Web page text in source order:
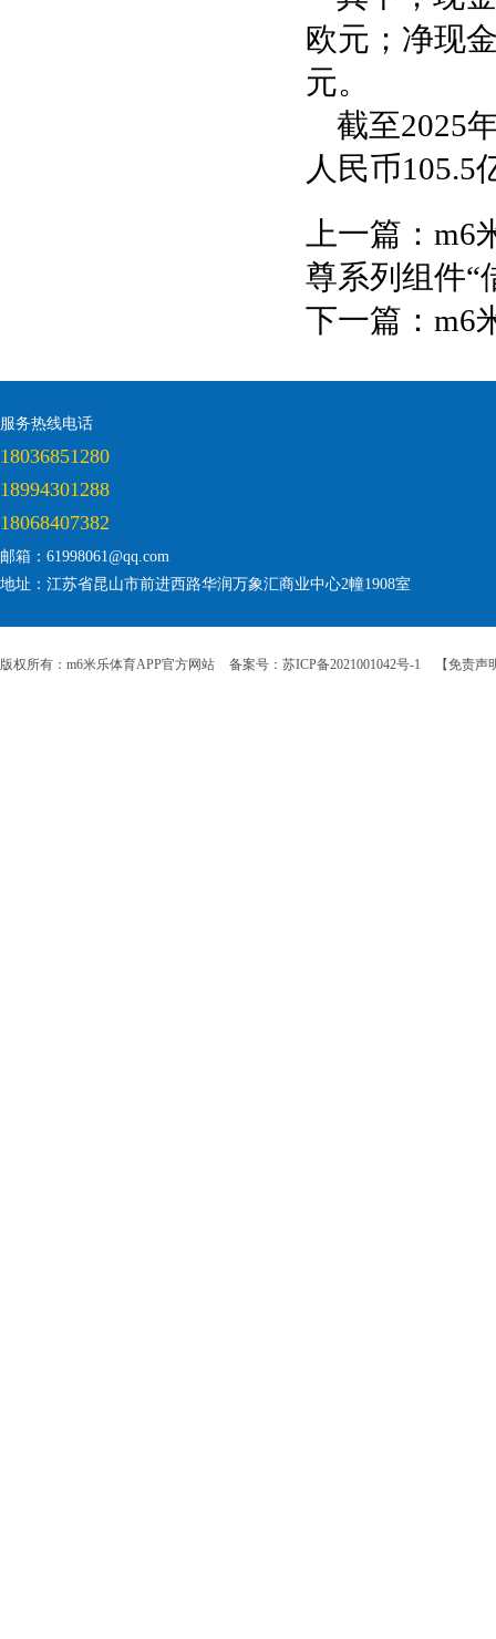
欧元；净现
元。
截至2025
人民币105.5
上一篇： m6
尊系列组件“
下一篇： m6
服务热线电话
18036851280
18994301288
18068407382
邮箱：61998061@qq.com
地址：江苏省昆山市前进西路华润万象汇商业中心2幢1908室
版权所有：m6米乐体育APP官方网站 备案号：苏ICP备2021001042号-1 【免责声